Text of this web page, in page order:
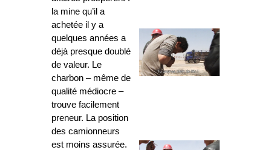
la mine qu’il a
achetée il y a
quelques années a
déjà presque doublé
de valeur. Le
charbon – même de
qualité médiocre –
trouve facilement
preneur. La position
des camionneurs
est moins assurée.